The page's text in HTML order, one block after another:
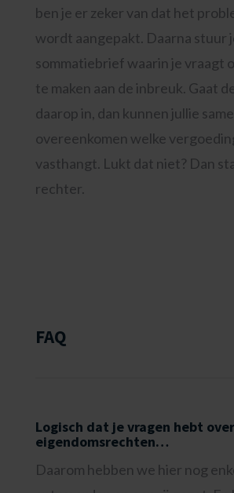
ben je er zeker van dat het
wordt aangepakt. Daarna stuur
sommatiebrief waarin je vraagt
te maken aan de inbreuk. Gaat
daarop in, dan kunnen jullie
overeenkomen welke
vasthangt. Lukt dat niet? Dan
rechter.
FAQ
Logisch dat je vragen hebt
eigendomsrechten…
Daarom hebben we hier nog